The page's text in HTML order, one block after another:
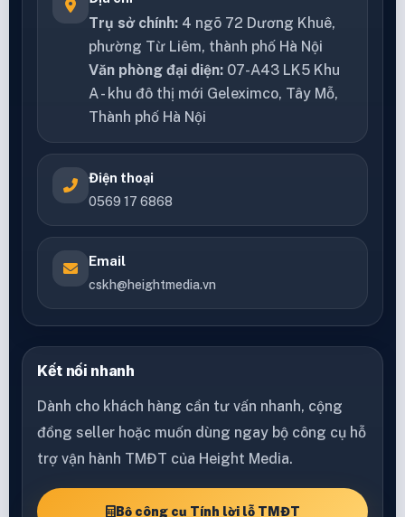
Trụ sở chính: 4 ngõ 72 Dương Khuê,
phường Từ Liêm, thành phố Hà Nội
Văn phòng đại diện: 07-A43 LK5 Khu
A - khu đô thị mới Geleximco, Tây Mỗ,
Thành phố Hà Nội
Điện thoại
0569 17 6868
Email
cskh@heightmedia.vn
Kết nối nhanh
Dành cho khách hàng cần tư vấn nhanh, cộng
đồng seller hoặc muốn dùng ngay bộ công cụ hỗ
trợ vận hành TMĐT của Height Media.
Bộ công cụ Tính lời lỗ TMĐT